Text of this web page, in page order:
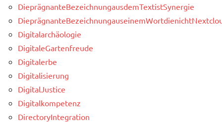
DieprägnanteBezeichnungausdemTextistSynergie
Digitalarchäologie
DigitaleGartenfreude
Digitalerbe
Digitalisierung
DigitalJustice
Digitalkompetenz
DirectoryIntegration